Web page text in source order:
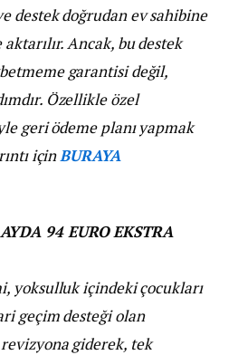
destek doğrudan ev sahibine
Ancak, bu destek
garantisi değil,
Özellikle özel
geri ödeme planı yapmak
için BURAYA
94 EURO EKSTRA
yoksulluk içindeki çocukları
geçim desteği olan
giderek, tek